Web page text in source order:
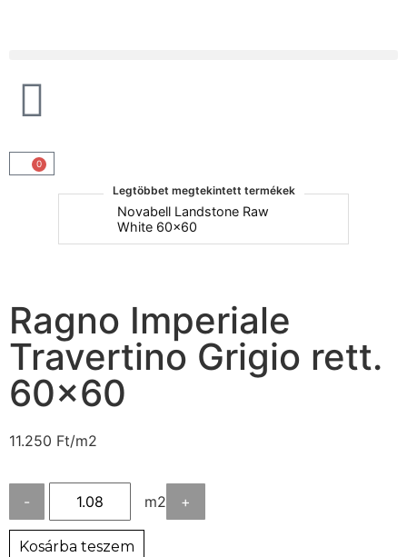
0
Legtöbbet megtekintett termékek
Novabell Landstone Raw
White 60x60
Ragno Imperiale
Travertino Grigio rett.
60×60
11.250 Ft/m2
- m2 +
Kosárba teszem